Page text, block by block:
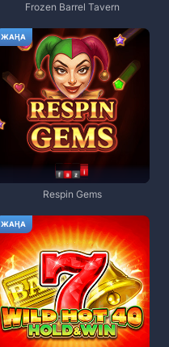
Frozen Barrel Tavern
ЖАҢА
Respin Gems
ЖАҢА